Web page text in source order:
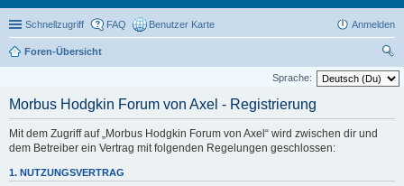
Schnellzugriff FAQ Benutzer Karte Anmelden
Foren-Übersicht
uc
Sprache:
Morbus Hodgkin Forum von Axel - Registrierung
Mit dem Zugriff auf „Morbus Hodgkin Forum von Axel“ wird zwischen dir und
dem Betreiber ein Vertrag mit folgenden Regelungen geschlossen:
1. NUTZUNGSVERTRAG